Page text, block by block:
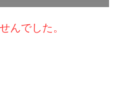
んでした。